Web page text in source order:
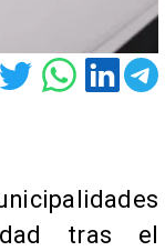
tras el